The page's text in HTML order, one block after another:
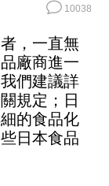
10038
，一直無
廠商進一
們建議詳
規定；日
的食品化
日本食品